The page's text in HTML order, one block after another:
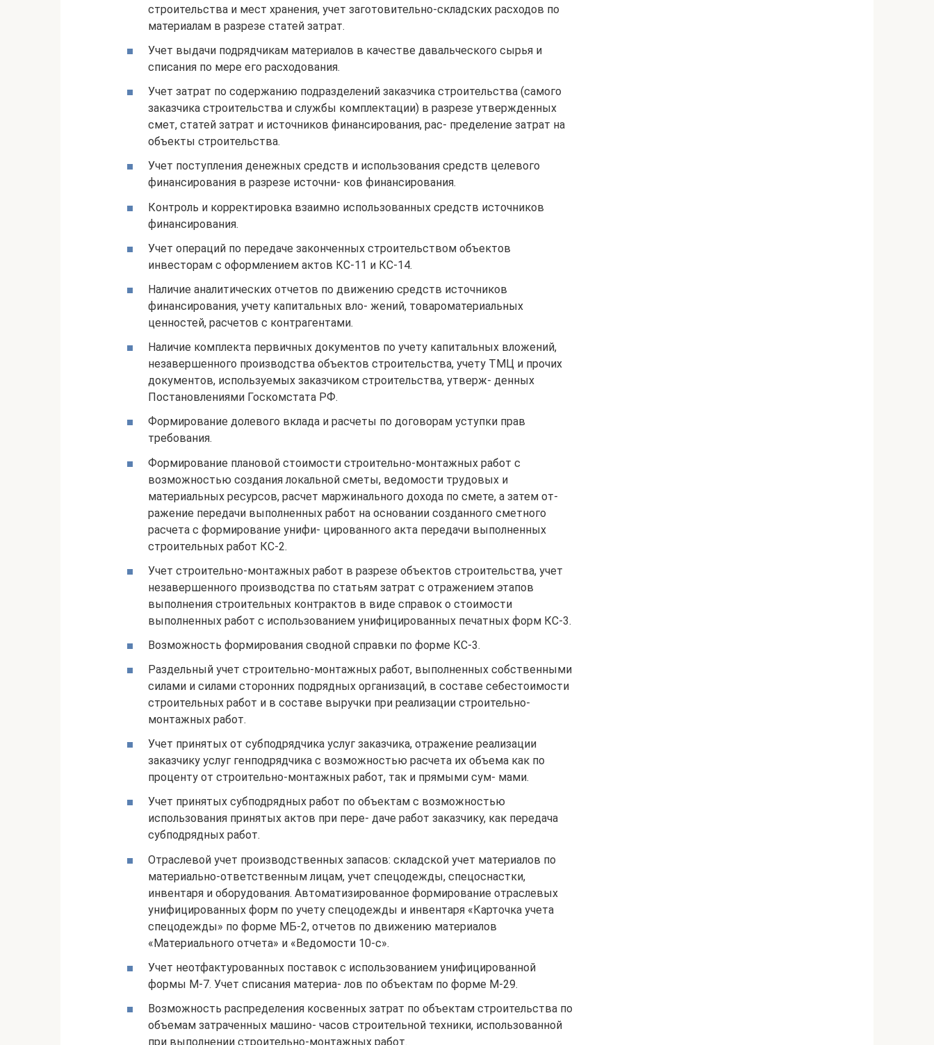
строительства и мест хранения, учет заготовительно-складских расходов по
материалам в разрезе статей затрат.
Учет выдачи подрядчикам материалов в качестве давальческого сырья и
списания по мере его расходования.
Учет затрат по содержанию подразделений заказчика строительства (самого
заказчика строительства и службы комплектации) в разрезе утвержденных
смет, статей затрат и источников финансирования, рас- пределение затрат на
объекты строительства.
Учет поступления денежных средств и использования средств целевого
финансирования в разрезе источни- ков финансирования.
Контроль и корректировка взаимно использованных средств источников
финансирования.
Учет операций по передаче законченных строительством объектов
инвесторам с оформлением актов КС-11 и КС-14.
Наличие аналитических отчетов по движению средств источников
финансирования, учету капитальных вло- жений, товароматериальных
ценностей, расчетов с контрагентами.
Наличие комплекта первичных документов по учету капитальных вложений,
незавершенного производства объектов строительства, учету ТМЦ и прочих
документов, используемых заказчиком строительства, утверж- денных
Постановлениями Госкомстата РФ.
Формирование долевого вклада и расчеты по договорам уступки прав
требования.
Формирование плановой стоимости строительно-монтажных работ с
возможностью создания локальной сметы, ведомости трудовых и
материальных ресурсов, расчет маржинального дохода по смете, а затем от-
ражение передачи выполненных работ на основании созданного сметного
расчета с формирование унифи- цированного акта передачи выполненных
строительных работ КС-2.
Учет строительно-монтажных работ в разрезе объектов строительства, учет
незавершенного производства по статьям затрат с отражением этапов
выполнения строительных контрактов в виде справок о стоимости
выполненных работ с использованием унифицированных печатных форм КС-3.
Возможность формирования сводной справки по форме КС-3.
Раздельный учет строительно-монтажных работ, выполненных собственными
силами и силами сторонних подрядных организаций, в составе себестоимости
строительных работ и в составе выручки при реализации строительно-
монтажных работ.
Учет принятых от субподрядчика услуг заказчика, отражение реализации
заказчику услуг генподрядчика с возможностью расчета их объема как по
проценту от строительно-монтажных работ, так и прямыми сум- мами.
Учет принятых субподрядных работ по объектам с возможностью
использования принятых актов при пере- даче работ заказчику, как передача
субподрядных работ.
Отраслевой учет производственных запасов: складской учет материалов по
материально-ответственным лицам, учет спецодежды, спецоснастки,
инвентаря и оборудования. Автоматизированное формирование отраслевых
унифицированных форм по учету спецодежды и инвентаря «Карточка учета
спецодежды» по форме МБ-2, отчетов по движению материалов
«Материального отчета» и «Ведомости 10-с».
Учет неотфактурованных поставок с использованием унифицированной
формы М-7. Учет списания материа- лов по объектам по форме М-29.
Возможность распределения косвенных затрат по объектам строительства по
объемам затраченных машино- часов строительной техники, использованной
при выполнении строительно-монтажных работ.